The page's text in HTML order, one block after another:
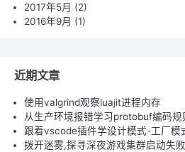
2017年5月 (2)
2016年9月 (1)
近期文章
使用valgrind观察luajit进程内存
从生产环境报错学习protobuf编码规
跟着vscode插件学设计模式-工厂模
拨开迷雾,探寻深夜游戏集群启动失